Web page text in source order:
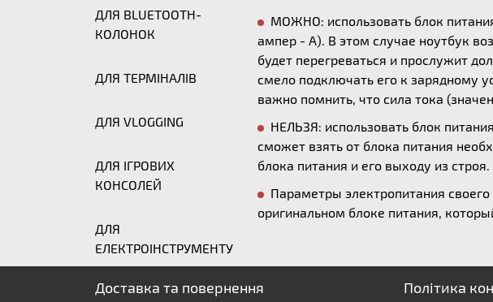
ДЛЯ BLUETOOTH-
КОЛОНОК
ДЛЯ ТЕРМІНАЛІВ
ДЛЯ VLOGGING
ДЛЯ ІГРОВИХ
КОНСОЛЕЙ
ДЛЯ
ЕЛЕКТРОІНСТРУМЕНТУ
МОЖНО: использовать блок
ампер - А). В этом случае ноутбук
будет перегреваться и прослужит
смело подключать его к зарядному
важно помнить, что сила тока
НЕЛЬЗЯ: использовать блок
сможет взять от блока питания
блока питания и его выходу из строя.
Параметры электропитания
оригинальном блоке питания,
Доставка та повернення Політика